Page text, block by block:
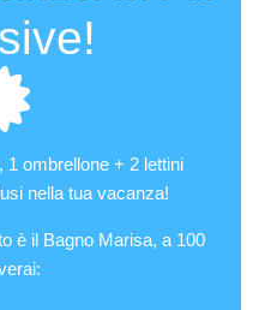
1 ombrellone + 2 lettini
nella tua vacanza!
è il Bagno Marisa, a 100